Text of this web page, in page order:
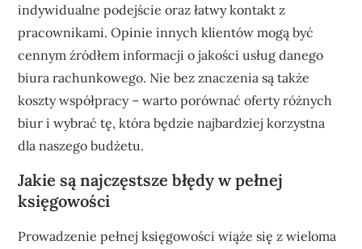
indywidualne podejście oraz łatwy kontakt z
pracownikami. Opinie innych klientów mogą być
cennym źródłem informacji o jakości usług danego
biura rachunkowego. Nie bez znaczenia są także
koszty współpracy – warto porównać oferty różnych
biur i wybrać tę, która będzie najbardziej korzystna
dla naszego budżetu.
Jakie są najczęstsze błędy w pełnej
księgowości
Prowadzenie pełnej księgowości wiąże się z wieloma